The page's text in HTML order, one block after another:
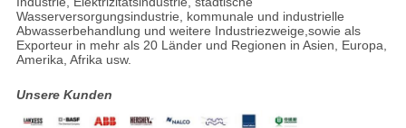
Wasserversorgungsindustrie, kommunale und industrielle
Abwasserbehandlung und weitere Industriezweige,sowie als
Exporteur in mehr als 20 Länder und Regionen in Asien, Europa,
Amerika, Afrika usw.
Unsere Kunden